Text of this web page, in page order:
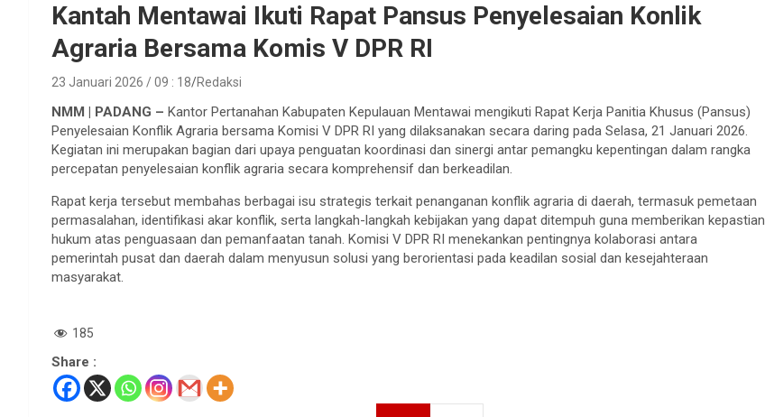
Kantah Mentawai Ikuti Rapat Pansus Penyelesaian Konlik
Agraria Bersama Komis V DPR RI
23 Januari 2026 / 09 : 18 Redaksi
NMM | PADANG – Kantor Pertanahan Kabupaten Kepulauan Mentawai mengikuti Rapat Kerja Panitia Khusus (Pansus)
Penyelesaian Konflik Agraria bersama Komisi V DPR RI yang dilaksanakan secara daring pada Selasa, 21 Januari 2026.
Kegiatan ini merupakan bagian dari upaya penguatan koordinasi dan sinergi antar pemangku kepentingan dalam rangka
percepatan penyelesaian konflik agraria secara komprehensif dan berkeadilan.
Rapat kerja tersebut membahas berbagai isu strategis terkait penanganan konflik agraria di daerah, termasuk pemetaan
permasalahan, identifikasi akar konflik, serta langkah-langkah kebijakan yang dapat ditempuh guna memberikan kepastian
hukum atas penguasaan dan pemanfaatan tanah. Komisi V DPR RI menekankan pentingnya kolaborasi antara
pemerintah pusat dan daerah dalam menyusun solusi yang berorientasi pada keadilan sosial dan kesejahteraan
masyarakat.
185
Share :